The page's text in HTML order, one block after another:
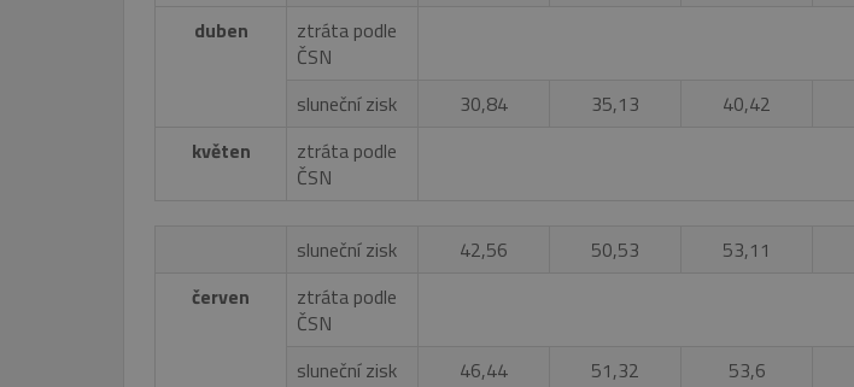
duben
ztráta podle
ČSN
sluneční zisk 30,84 35,13 40,42
květen
ztráta podle
ČSN
sluneční zisk 42,56 50,53 53,11
červen
ztráta podle
ČSN
sluneční zisk 46,44 51,32 53,6